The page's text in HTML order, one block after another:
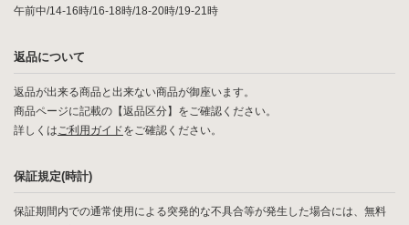
午前中/14-16時/16-18時/18-20時/19-21時
返品について
返品が出来る商品と出来ない商品が御座います。
商品ページに記載の【返品区分】をご確認ください。
詳しくはご利用ガイドをご確認ください。
保証規定(時計)
保証期間内での通常使用による突発的な不具合等が発生した場合には、無料